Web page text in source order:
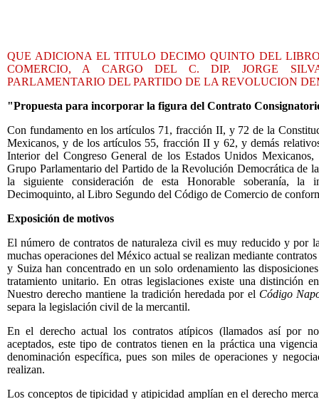
QUE ADICIONA EL TITULO DECIMO QUINTO DEL
COMERCIO, A CARGO DEL C. DIP. JORGE
PARLAMENTARIO DEL PARTIDO DE LA REVOLUCION
"Propuesta para incorporar la figura del Contrato
Con fundamento en los artículos 71, fracción II, y 72 de la
Mexicanos, y de los artículos 55, fracción II y 62, y demás
Interior del Congreso General de los Estados Unidos
Grupo Parlamentario del Partido de la Revolución Democrática de
la siguiente consideración de esta Honorable soberanía,
Decimoquinto, al Libro Segundo del Código de Comercio de
Exposición de motivos
El número de contratos de naturaleza civil es muy reducido y por
muchas operaciones del México actual se realizan mediante
y Suiza han concentrado en un solo ordenamiento las
tratamiento unitario. En otras legislaciones existe una distinción
Nuestro derecho mantiene la tradición heredada por el Código
separa la legislación civil de la mercantil.
En el derecho actual los contratos atípicos (llamados así por
aceptados, este tipo de contratos tienen en la práctica una
denominación específica, pues son miles de operaciones y
realizan.
Los conceptos de tipicidad y atipicidad amplían en el derecho